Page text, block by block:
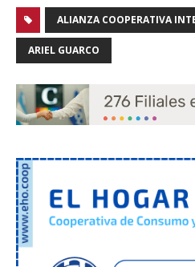
ALIANZA COOPERATIVA
ARIEL GUARCO